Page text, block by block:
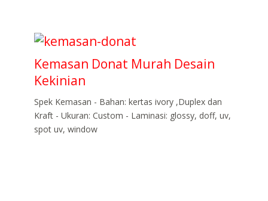
Kemasan Donat Murah Desain
Kekinian
Spek Kemasan - Bahan: kertas ivory ,Duplex dan
Kraft - Ukuran: Custom - Laminasi: glossy, doff, uv,
spot uv, window